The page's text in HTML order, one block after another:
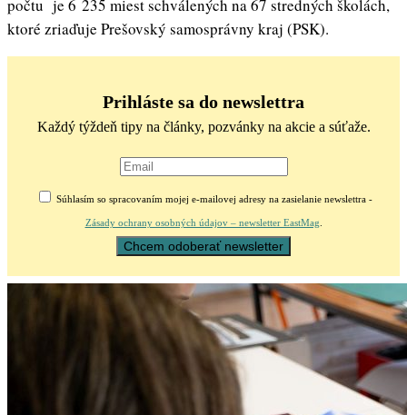
počtu je 6 235 miest schválených na 67 stredných školách,
ktoré zriaďuje Prešovský samosprávny kraj (PSK).
Prihláste sa do newslettra
Každý týždeň tipy na články, pozvánky na akcie a súťaže.
Súhlasím so spracovaním mojej e-mailovej adresy na zasielanie newslettra -
Zásady ochrany osobných údajov – newsletter EastMag